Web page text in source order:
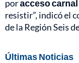
poracceso
resistir”, indicó el
de la Región Seis
Últimas Noticias